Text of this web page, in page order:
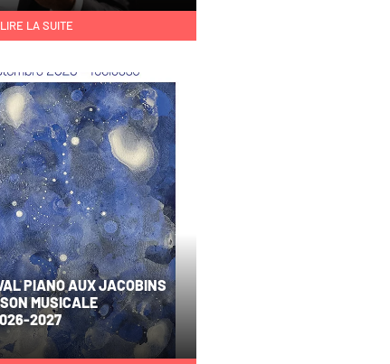
LIRE LA SUITE
PIANO AUX JACOBINS
MUSICALE
2027